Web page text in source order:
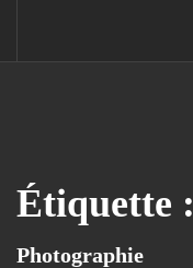
Étiquette :
Photographie